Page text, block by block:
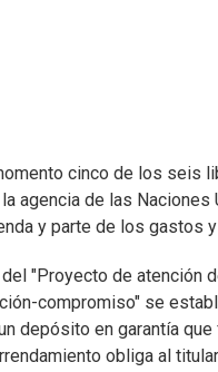
cinco de los seis
agencia de las
y parte de los gastos
"Proyecto de atención
compromiso" se
depósito en garantía
obliga al